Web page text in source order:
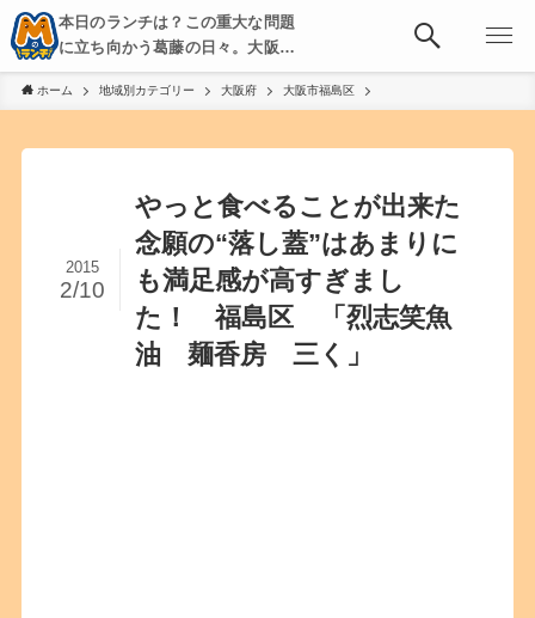
本日のランチは？この重大な問題
に立ち向かう葛藤の日々。大阪・
京都・神戸を中心とした食べ歩
き、飲み歩きを綴る。
ホーム 地域別カテゴリー 大阪府 大阪市福島区
やっと食べることが出来た
念願の“落し蓋”はあまりに
も満足感が高すぎまし
た！ 福島区 「烈志笑魚
油 麺香房 三く」
2015
2/10